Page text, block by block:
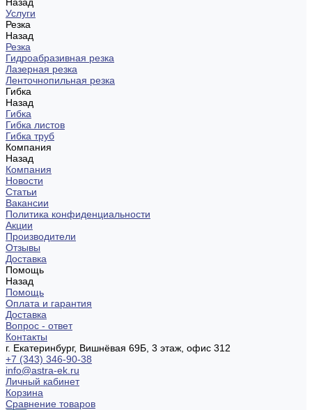
Услуги
Резка
Назад
Резка
Гидроабразивная резка
Лазерная резка
Ленточнопильная резка
Гибка
Назад
Гибка
Гибка листов
Гибка труб
Компания
Назад
Компания
Новости
Статьи
Вакансии
Политика конфиденциальности
Акции
Производители
Отзывы
Доставка
Помощь
Назад
Помощь
Оплата и гарантия
Доставка
Вопрос - ответ
Контакты
г. Екатеринбург, Вишнёвая 69Б, 3 этаж, офис 312
+7 (343) 346-90-38
info@astra-ek.ru
Личный кабинет
Корзина
Сравнение товаров